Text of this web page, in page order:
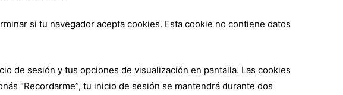
si tu navegador acepta cookies. Esta cookie no contiene datos
de sesión y tus opciones de visualización en pantalla. Las cookies
“Recordarme”, tu inicio de sesión se mantendrá durante dos